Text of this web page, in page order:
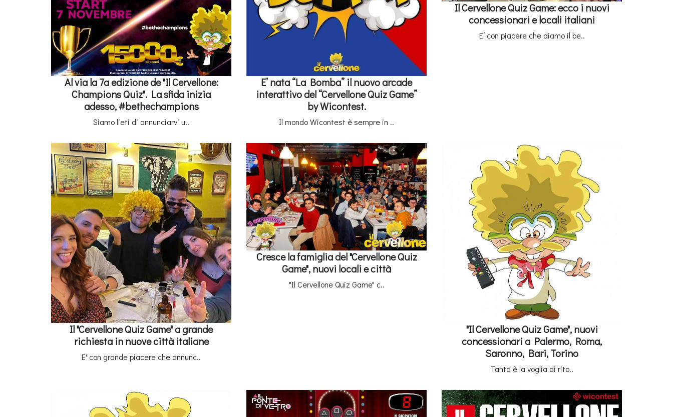
Al via la 7a edizione de "Il Cervellone:
Champions Quiz". La sfida inizia
adesso, #bethechampions
Siamo lieti di annunciarvi u..
E’ nata “La Bomba” il nuovo arcade
interattivo del “Cervellone Quiz Game”
by Wicontest.
Il mondo Wicontest è sempre in ..
Il Cervellone Quiz Game: ecco i nuovi
concessionari e locali italiani
E’ con piacere che diamo il be..
Il "Cervellone Quiz Game" a grande
richiesta in nuove città italiane
E' con grande piacere che annunc..
Cresce la famiglia del "Cervellone Quiz
Game", nuovi locali e città
"Il Cervellone Quiz Game" c..
"Il Cervellone Quiz Game", nuovi
concessionari a Palermo, Roma,
Saronno, Bari, Torino
Tanta è la voglia di rito..